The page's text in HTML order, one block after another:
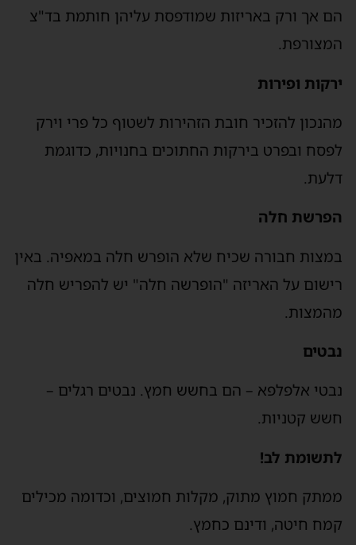
הם אך ורק באריזות שמודפסת עליהן חותמת בד"צ
המצורפת.
ירקות ופירות
מהנכון להזכיר חובת הזהירות לשטוף כל פרי וירק
לפסח ובפרט בירקות החתוכים בחנויות, כדוגמת
דלעת.
הפרשת חלה
במצות חבורה שכיח שלא הופרש חלה במאפיה. באין
רישום על האריזה "הופרשה חלה" יש להפריש חלה
מהמצות.
נבטים
נבטי אלפלפא – הם בחשש חמץ. נבטים רגלים –
חשש קטניות.
לתשומת לב!
ממתק חמוץ מתוק, מקלות חמוצים, וכדומה מכילים
קמח חיטה, ודינם כחמץ.